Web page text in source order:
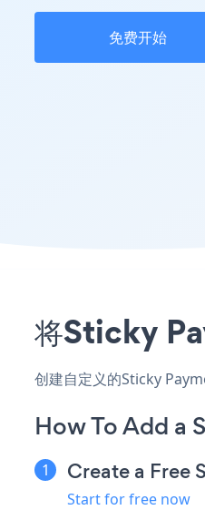
免费开始
将Sticky
创建自定义的Sticky
How To Add a
Create a Free
Start for free now